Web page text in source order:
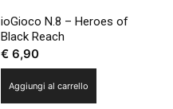
ioGioco N.8 – Heroes of
Black Reach
€ 6,90
Aggiungi al carrello